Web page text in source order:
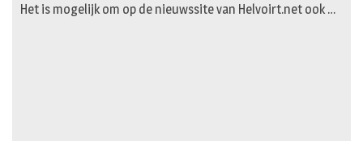
Het is mogelijk om op de nieuwssite van Helvoirt.net ook …